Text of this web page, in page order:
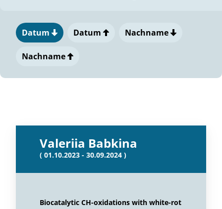
Datum Datum Nachname
Nachname
Valeriia Babkina
( 01.10.2023 - 30.09.2024 )
Biocatalytic CH-oxidations with white-rot